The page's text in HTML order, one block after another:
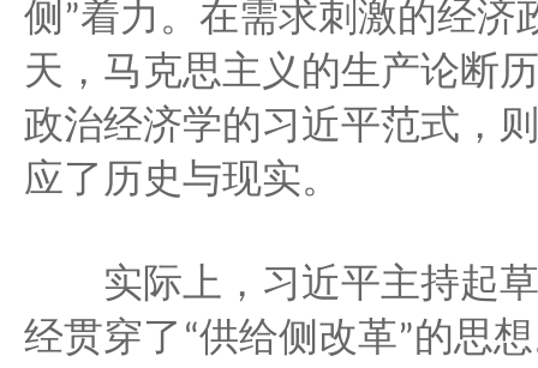
侧 ”着力。在需求刺激的经济
天，马克思主义的生产论断
政治经济学的习近平范式，
应了历史与现实。
实际上，习近平主持起
经贯穿了 “供给侧改革”的思